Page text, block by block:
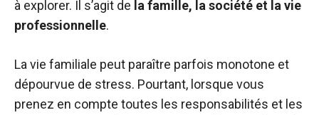
à explorer. Il s’agit de la famille, la société et la vie
professionnelle.
La vie familiale peut paraître parfois monotone et
dépourvue de stress. Pourtant, lorsque vous
prenez en compte toutes les responsabilités et les